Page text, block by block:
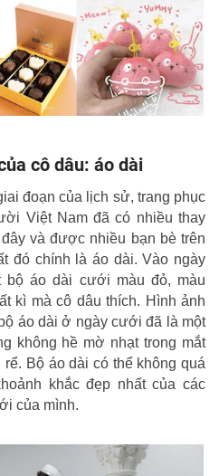
cô dâu: áo dài
đoạn của lịch sử, trang phục
Việt Nam đã có nhiều thay
và được nhiều bạn bè trên
đó chính là áo dài. Vào ngày
áo dài cưới màu đỏ, màu
kì mà cô dâu thích. Hình ảnh
áo dài ở ngày cưới đã là một
không hề mờ nhạt trong mắt
Bộ áo dài có thể không quá
khắc đẹp nhất của các
của mình.